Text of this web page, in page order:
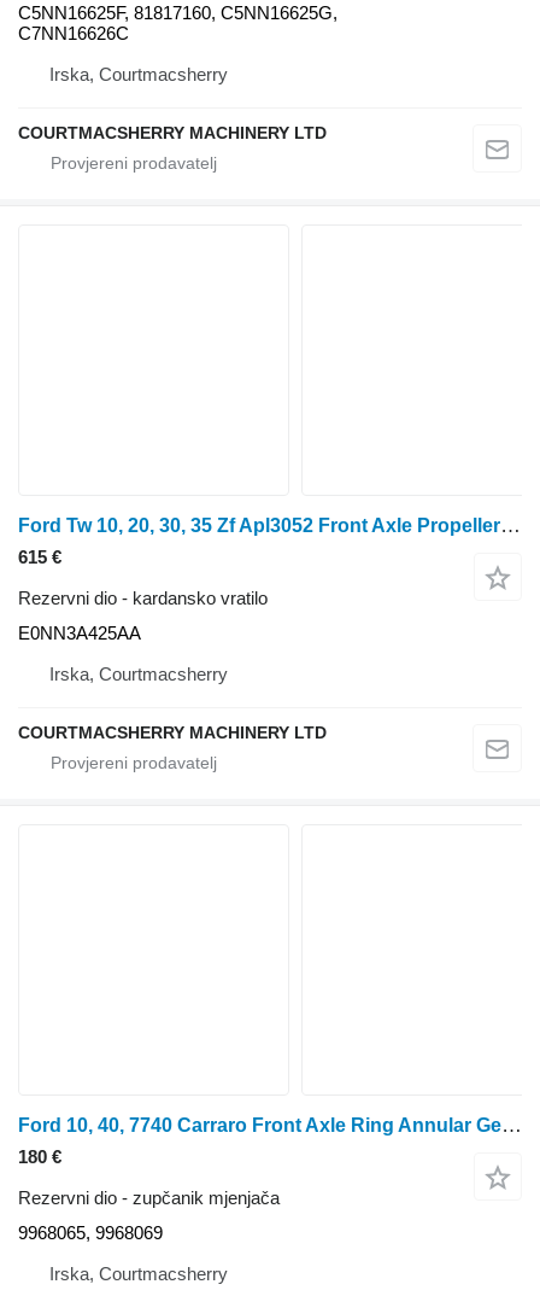
C5NN16625F, 81817160, C5NN16625G,
C7NN16626C
Irska, Courtmacsherry
COURTMACSHERRY MACHINERY LTD
Ford Tw 10, 20, 30, 35 Zf Apl3052 Front Axle Propeller Drive Shaft E0 E0NN3A425AA kardansko vratilo za 4468053069 traktora na kotačima
615 €
Rezervni dio - kardansko vratilo
E0NN3A425AA
Irska, Courtmacsherry
COURTMACSHERRY MACHINERY LTD
Ford 10, 40, 7740 Carraro Front Axle Ring Annular Gear 9968065, 99680 9968065, 9968069 zupčanik mjenjača za traktora na kotačima
180 €
Rezervni dio - zupčanik mjenjača
9968065, 9968069
Irska, Courtmacsherry